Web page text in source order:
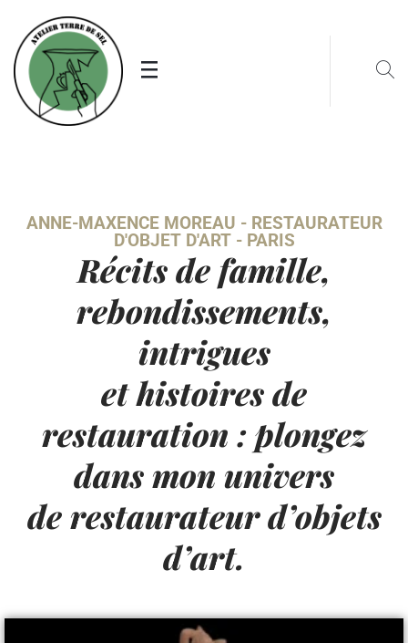
ANNE-MAXENCE MOREAU - RESTAURATEUR
D'OBJET D'ART - PARIS
Récits de famille,
rebondissements,
intrigues
et histoires de
restauration : plongez
dans mon univers
de restaurateur d’objets
d’art.